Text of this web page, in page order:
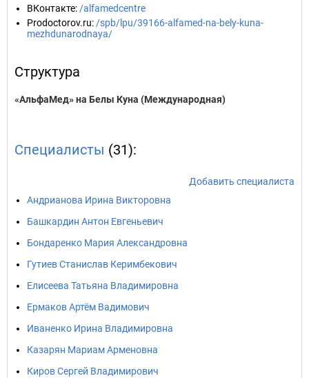
ВКонтакте: /alfamedcentre
Prodoctorov.ru: /spb/lpu/39166-alfamed-na-bely-kuna-
mezhdunarodnaya/
Структура
«АльфаМед» на Белы Куна (Международная)
Специалисты (31):
Добавить специалиста
Андрианова Ирина Викторовна
Башкардин Антон Евгеньевич
Бондаренко Мария Александровна
Гутиев Станислав Керимбекович
Елисеева Татьяна Владимировна
Ермаков Артём Вадимович
Иваненко Ирина Владимировна
Казарян Мариам Арменовна
Киров Сергей Владимирович